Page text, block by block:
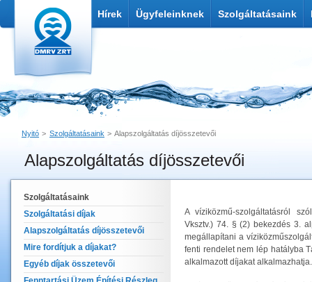
Hírek Ügyfeleinknek Szolgáltatásaink
Nyitó Szolgáltatásaink Alapszolgáltatás díjösszetevői
Alapszolgáltatás díjösszetevői
Link küldése
Nyomtatás
Szolgáltatásaink
Szolgáltatási díjak
Alapszolgáltatás díjösszetevői
Mire fordítjuk a díjakat?
Egyéb díjak összetevői
A víziközmű-szolgáltatásról
Vksztv.) 74. § (2) bekezdés 3.
megállapítani a
fenti rendelet nem lép hatályba
alkalmazott díjakat alkalmazhatja.